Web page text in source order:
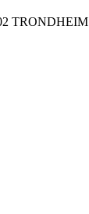
TRONDHEIM